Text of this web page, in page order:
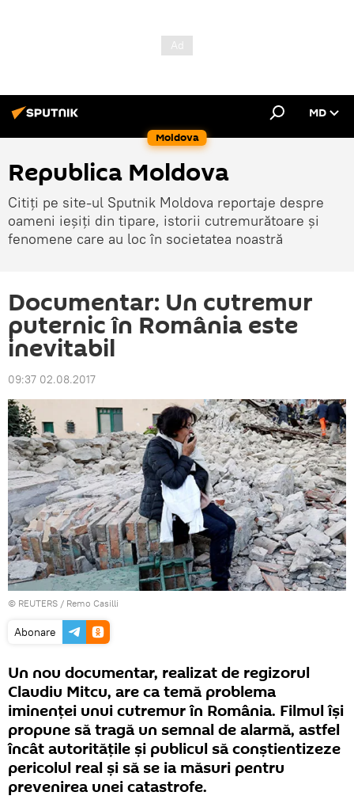
Moldova
MD
Republica Moldova
Citiți pe site-ul Sputnik Moldova reportaje despre
oameni ieșiți din tipare, istorii cutremurătoare și
fenomene care au loc în societatea noastră
Documentar: Un cutremur
puternic în România este
inevitabil
09:37 02.08.2017
© REUTERS / Remo Casilli
Abonare
Un nou documentar, realizat de regizorul
Claudiu Mitcu, are ca temă problema
iminenţei unui cutremur în România. Filmul îşi
propune să tragă un semnal de alarmă, astfel
încât autorităţile şi publicul să conştientizeze
pericolul real şi să se ia măsuri pentru
prevenirea unei catastrofe.